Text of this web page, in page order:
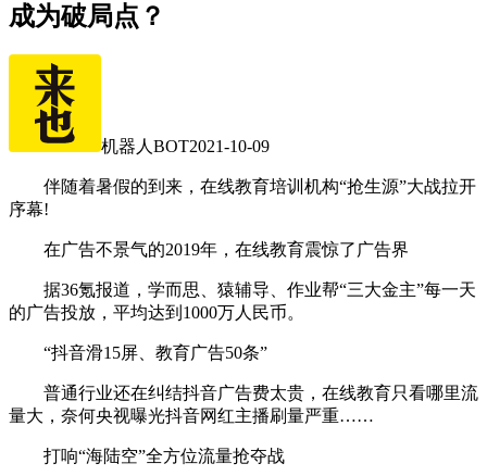
成为破局点？
机器人BOT2021-10-09
伴随着暑假的到来，在线教育培训机构“抢生源”大战拉开
序幕!
在广告不景气的2019年，在线教育震惊了广告界
据36氪报道，学而思、猿辅导、作业帮“三大金主”每一天
的广告投放，平均达到1000万人民币。
“抖音滑15屏、教育广告50条”
普通行业还在纠结抖音广告费太贵，在线教育只看哪里流
量大，奈何央视曝光抖音网红主播刷量严重……
打响“海陆空”全方位流量抢夺战